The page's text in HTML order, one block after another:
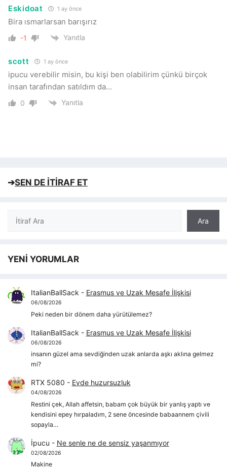
Eskidoat 1 ay önce
Bira ısmarlarsan barışırız
-1 Yanıtla
scott 1 ay önce
ipucu verebilir misin, bu kişi ben olabilirim çünkü birçok
insan tarafından satıldım da…
0 Yanıtla
➔SEN DE İTİRAF ET
Ara
Ara
YENİ YORUMLAR
ItalianBallSack - Erasmus ve Uzak Mesafe İlişkisi
06/08/2026
Peki neden bir dönem daha yürütülemez?
ItalianBallSack - Erasmus ve Uzak Mesafe İlişkisi
06/08/2026
insanın güzel ama sevdiğinden uzak anlarda aşkı aklına gelmez
mi?
RTX 5080 - Evde huzursuzluk
04/08/2026
Restini çek, Allah affetsin, babam çok büyük bir yanlış yaptı ve
kendisini epey hırpaladım, 2 sene öncesinde babaannem çivili
sopayla…
İpucu - Ne senle ne de sensiz yaşanmıyor
02/08/2026
Makine